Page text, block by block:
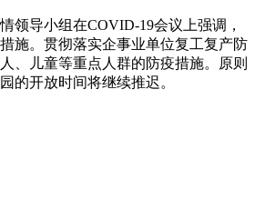
领导小组在COVID-19会议上强调，
施。贯彻落实企事业单位复工复产防
、儿童等重点人群的防疫措施。原则
的开放时间将继续推迟。